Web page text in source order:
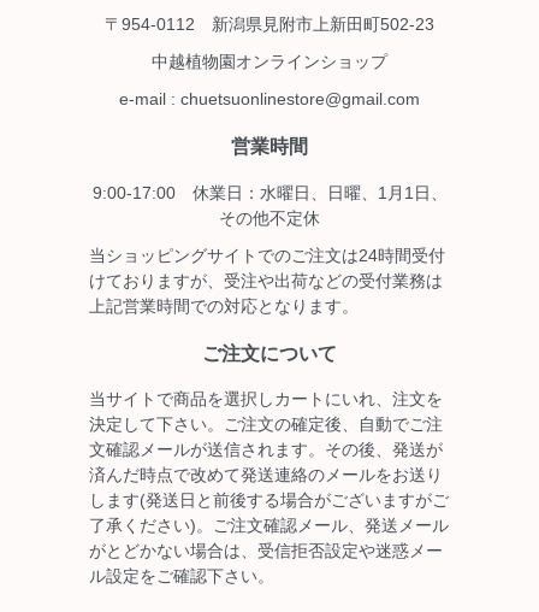
〒954-0112 新潟県見附市上新田町502-23
中越植物園オンラインショップ
e-mail : chuetsuonlinestore@gmail.com
営業時間
9:00-17:00 休業日：水曜日、日曜、1月1日、
その他不定休
当ショッピングサイトでのご注文は24時間受付
けておりますが、受注や出荷などの受付業務は
上記営業時間での対応となります。
ご注文について
当サイトで商品を選択しカートにいれ、注文を
決定して下さい。ご注文の確定後、自動でご注
文確認メールが送信されます。その後、発送が
済んだ時点で改めて発送連絡のメールをお送り
します(発送日と前後する場合がございますがご
了承ください)。ご注文確認メール、発送メール
がとどかない場合は、受信拒否設定や迷惑メー
ル設定をご確認下さい。